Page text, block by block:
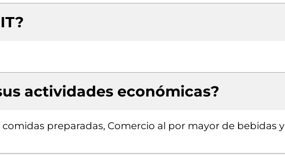
actividades económicas?
preparadas, Comercio al por mayor de bebidas y